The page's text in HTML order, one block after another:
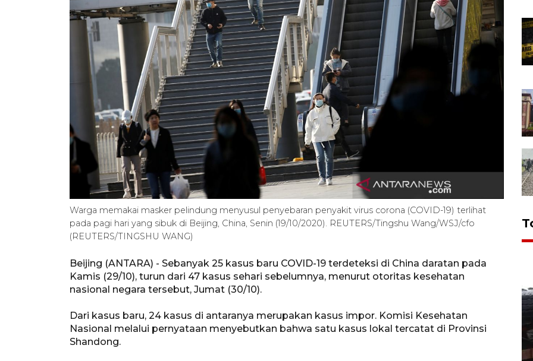
Warga memakai masker pelindung menyusul penyebaran penyakit virus corona (COVID-19) terlihat
pada pagi hari yang sibuk di Beijing, China, Senin (19/10/2020). REUTERS/Tingshu Wang/WSJ/cfo
(REUTERS/TINGSHU WANG)
Beijing (ANTARA) - Sebanyak 25 kasus baru COVID-19 terdeteksi di China daratan pada
Kamis (29/10), turun dari 47 kasus sehari sebelumnya, menurut otoritas kesehatan
nasional negara tersebut, Jumat (30/10).
Dari kasus baru, 24 kasus di antaranya merupakan kasus impor. Komisi Kesehatan
Nasional melalui pernyataan menyebutkan bahwa satu kasus lokal tercatat di Provinsi
Shandong.